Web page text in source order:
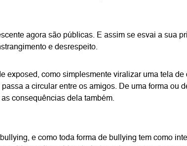
agora são públicas. E assim se esvai a sua
e desrespeito.
exposed, como simplesmente viralizar uma tela de
a circular entre os amigos. De uma forma ou
consequências dela também.
e como toda forma de bullying tem como